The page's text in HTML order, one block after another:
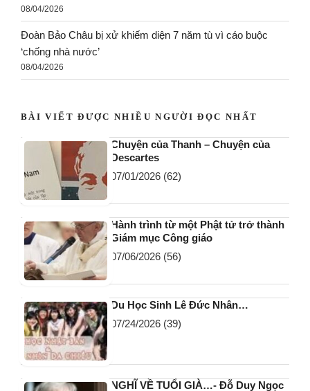
08/04/2026
Đoàn Bảo Châu bị xử khiếm diện 7 năm tù vì cáo buộc
‘chống nhà nước’
08/04/2026
BÀI VIẾT ĐƯỢC NHIỀU NGƯỜI ĐỌC NHẤT
Chuyện của Thanh – Chuyện của
Descartes
07/01/2026 (62)
Hành trình từ một Phật tử trở thành
Giám mục Công giáo
07/06/2026 (56)
Du Học Sinh Lê Đức Nhân…
07/24/2026 (39)
NGHĨ VỀ TUỔI GIÀ…- Đỗ Duy Ngọc